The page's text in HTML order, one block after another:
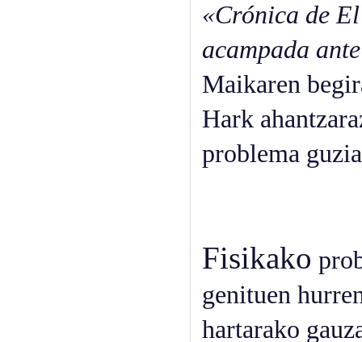
«Crónica de
acampada
Maikaren
Hark
problema
Fisikako
genituen
hartarako